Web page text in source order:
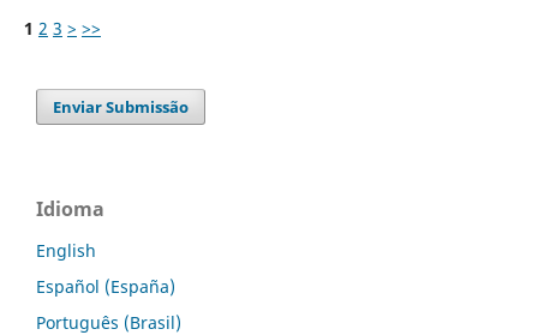
1 2 3 > >>
Enviar Submissão
Idioma
English
Español (España)
Português (Brasil)